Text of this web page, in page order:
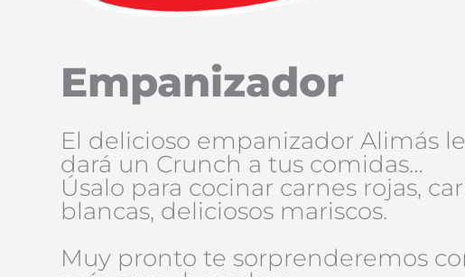
Empanizador
El delicioso empanizador Alimás le
dará un Crunch a tus comidas…
Úsalo para cocinar carnes rojas,
blancas, deliciosos mariscos.
Muy pronto te sorprenderemos